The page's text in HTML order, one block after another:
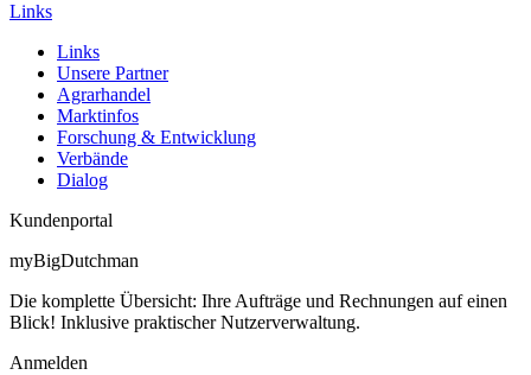
Links
Links
Unsere Partner
Agrarhandel
Marktinfos
Forschung & Entwicklung
Verbände
Dialog
Kundenportal
myBigDutchman
Die komplette Übersicht: Ihre Aufträge und Rechnungen auf einen
Blick! Inklusive praktischer Nutzerverwaltung.
Anmelden